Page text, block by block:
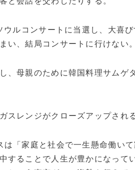
ルコンサートに当選し、大喜
い、結局コンサートに行けない。
、母親のために韓国料理サムゲ
スレンジがクローズアップされる
は「家庭と社会で一生懸命働い
することで人生が豊かになって